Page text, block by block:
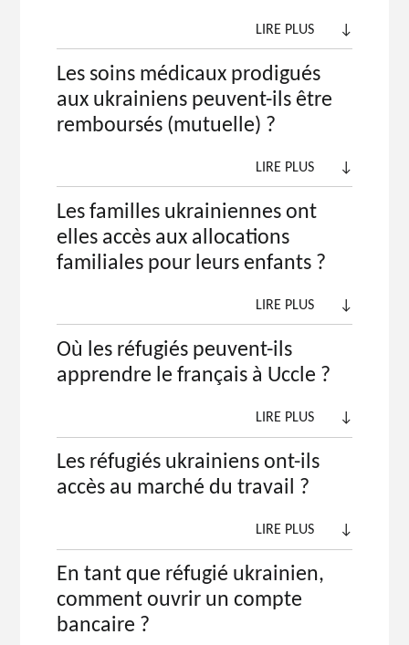
LIRE PLUS ↓
Les soins médicaux prodigués
aux ukrainiens peuvent-ils être
remboursés (mutuelle) ?
LIRE PLUS ↓
Les familles ukrainiennes ont
elles accès aux allocations
familiales pour leurs enfants ?
LIRE PLUS ↓
Où les réfugiés peuvent-ils
apprendre le français à Uccle ?
LIRE PLUS ↓
Les réfugiés ukrainiens ont-ils
accès au marché du travail ?
LIRE PLUS ↓
En tant que réfugié ukrainien,
comment ouvrir un compte
bancaire ?